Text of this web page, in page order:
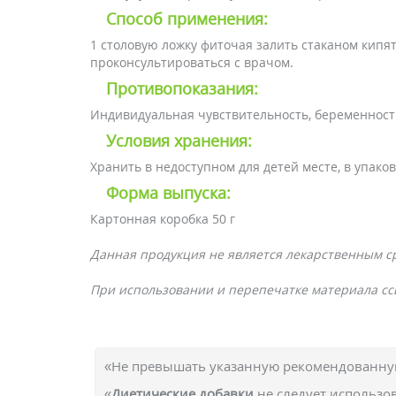
Способ применения:
1 столовую ложку фиточая залить стаканом
проконсультироваться с врачом.
Противопоказания:
Индивидуальная чувствительность,
Условия хранения:
Хранить в недоступном для детей месте, в
Форма выпуска:
Картонная коробка 50 г
Данная продукция не является лекарственным
При использовании и перепечатке материала
«Не превышать указанную